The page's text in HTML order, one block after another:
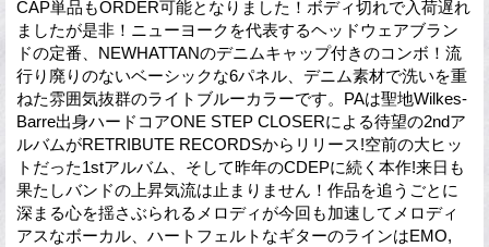
CAP単品もORDER可能となりました！ボディ切れで入荷遅れ
ましたが是非！ニューヨークを代表するヘッドウェアブラン
ドの定番、NEWHATTANのデニムキャップ付きのコンボ！流
行り廃りのないベーシックな6パネル、デニム素材で洗いを重
ねた雰囲気抜群のライトブルーカラーです。PAは聖地Wilkes-
Barre出身ハードコアONE STEP CLOSERによる待望の2ndア
ルバムがRETRIBUTE RECORDSからリリース!空前の大ヒッ
トだった1stアルバム、そして昨年のCDEPに続く本作!来日も
果たしバンドの上昇気流は止まりません！作品を追うごとに
深まる心を揺さぶられるメロディが今回も加速してメロディ
アスなボーカル、ハートフェルトなギターのラインはEMO,